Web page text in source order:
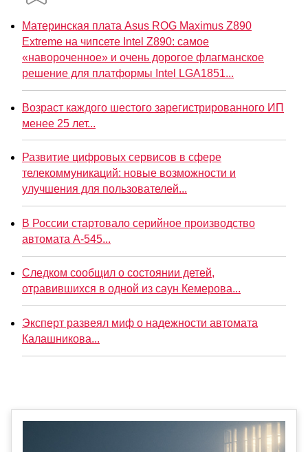
Материнская плата Asus ROG Maximus Z890
Extreme на чипсете Intel Z890: самое
«навороченное» и очень дорогое флагманское
решение для платформы Intel LGA1851...
Возраст каждого шестого зарегистрированного ИП
менее 25 лет...
Развитие цифровых сервисов в сфере
телекоммуникаций: новые возможности и
улучшения для пользователей...
В России стартовало серийное производство
автомата А-545...
Следком сообщил о состоянии детей,
отравившихся в одной из саун Кемерова...
Эксперт развеял миф о надежности автомата
Калашникова...